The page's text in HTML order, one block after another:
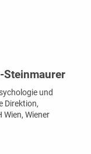
Steinmaurer
und
Direktion,
Wiener